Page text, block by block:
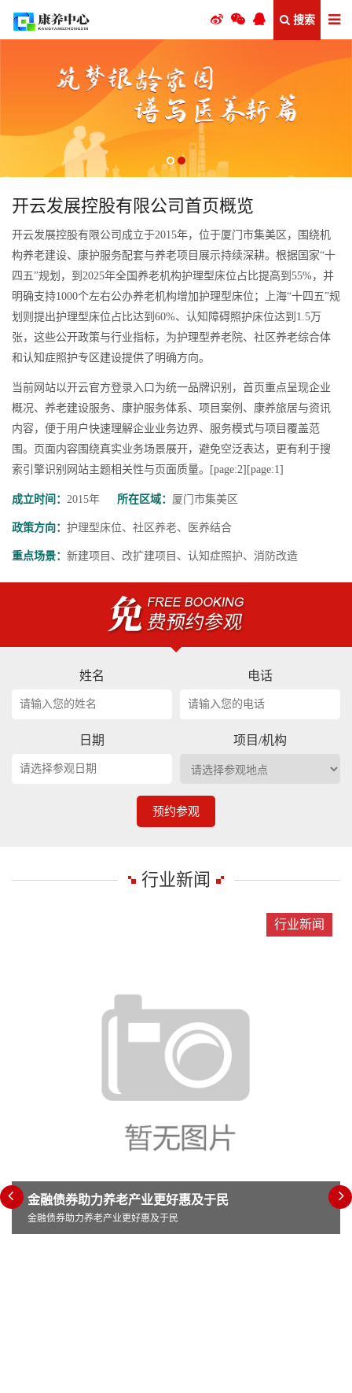
搜索
开云发展控股有限公司首页概览
开云发展控股有限公司成立于2015年，位于厦门市集美区，围绕机
构养老建设、康护服务配套与养老项目展示持续深耕。根据国家“十
四五”规划，到2025年全国养老机构护理型床位占比提高到55%，并
明确支持1000个左右公办养老机构增加护理型床位；上海“十四五”规
划则提出护理型床位占比达到60%、认知障碍照护床位达到1.5万
张，这些公开政策与行业指标，为护理型养老院、社区养老综合体
和认知症照护专区建设提供了明确方向。
当前网站以开云官方登录入口为统一品牌识别，首页重点呈现企业
概况、养老建设服务、康护服务体系、项目案例、康养旅居与资讯
内容，便于用户快速理解企业业务边界、服务模式与项目覆盖范
围。页面内容围绕真实业务场景展开，避免空泛表达，更有利于搜
索引擎识别网站主题相关性与页面质量。[page:2][page:1]
成立时间： 2015年 所在区域： 厦门市集美区
政策方向： 护理型床位、社区养老、医养结合
重点场景： 新建项目、改扩建项目、认知症照护、消防改造
姓名 电话
日期 项目/机构
预约参观
行业新闻
行业新闻
金融债券助力养老产业更好惠及于民
金融债券助力养老产业更好惠及于民